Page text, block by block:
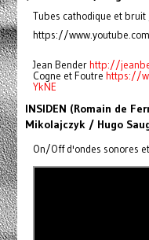
Tubes cathodique et bruit
https://
Jean Benderhttp://
Cogne et Foutre https://
YkNE
INSIDEN (Romain de
Mikolajczyk / Hugo
On/Off d'ondes sonores